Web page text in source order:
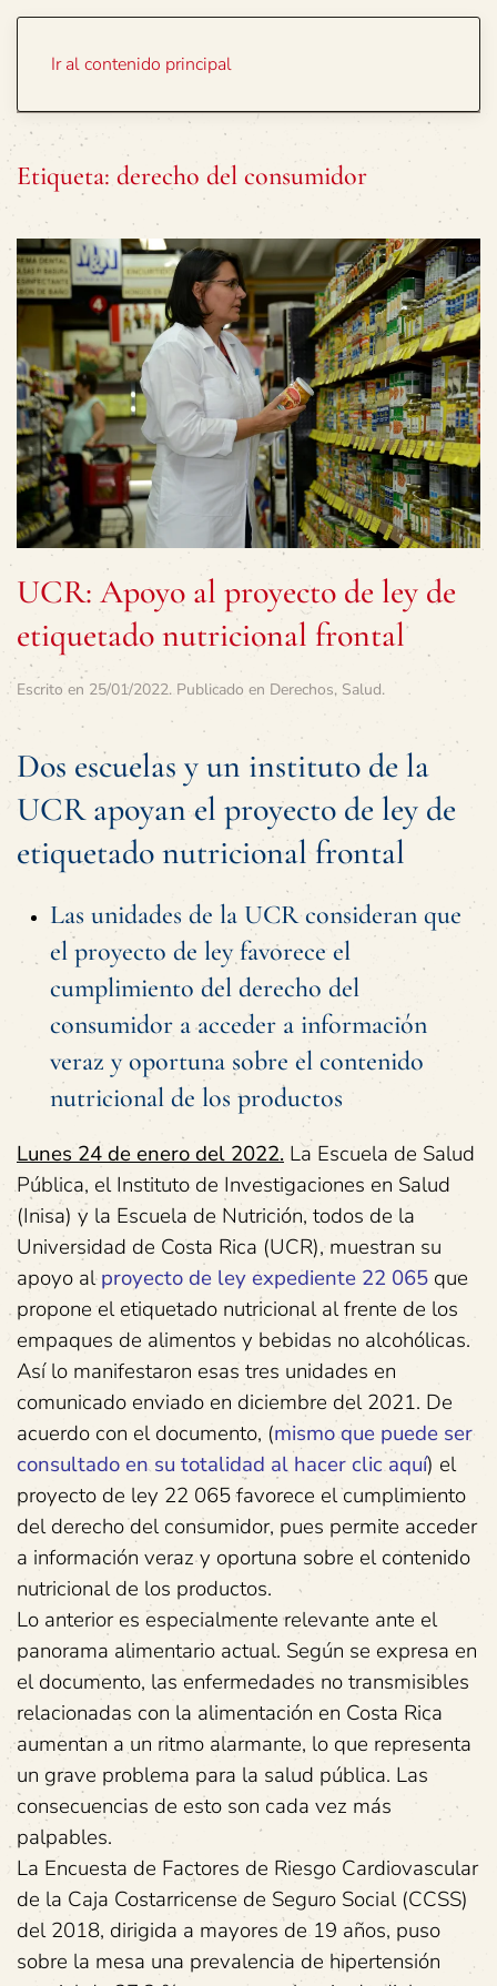
Ir al contenido principal
Etiqueta: derecho del consumidor
UCR: Apoyo al proyecto de ley de
etiquetado nutricional frontal
Escrito en 25/01/2022. Publicado en Derechos, Salud.
Dos escuelas y un instituto de la
UCR apoyan el proyecto de ley de
etiquetado nutricional frontal
Las unidades de la UCR consideran que
el proyecto de ley favorece el
cumplimiento del derecho del
consumidor a acceder a información
veraz y oportuna sobre el contenido
nutricional de los productos
Lunes 24 de enero del 2022. La Escuela de Salud
Pública, el Instituto de Investigaciones en Salud
(Inisa) y la Escuela de Nutrición, todos de la
Universidad de Costa Rica (UCR), muestran su
apoyo alproyecto de ley expediente 22 065 que
propone el etiquetado nutricional al frente de los
empaques de alimentos y bebidas no alcohólicas.
Así lo manifestaron esas tres unidades en
comunicado enviado en diciembre del 2021. De
acuerdo con el documento, (mismo que puede ser
consultado en su totalidad al hacer clic aquí) el
proyecto de ley 22 065 favorece el cumplimiento
del derecho del consumidor, pues permite acceder
a información veraz y oportuna sobre el contenido
nutricional de los productos.
Lo anterior es especialmente relevante ante el
panorama alimentario actual. Según se expresa en
el documento, las enfermedades no transmisibles
relacionadas con la alimentación en Costa Rica
aumentan a un ritmo alarmante, lo que representa
un grave problema para la salud pública. Las
consecuencias de esto son cada vez más
palpables.
La Encuesta de Factores de Riesgo Cardiovascular
de la Caja Costarricense de Seguro Social (CCSS)
del 2018, dirigida a mayores de 19 años, puso
sobre la mesa una prevalencia de hipertensión